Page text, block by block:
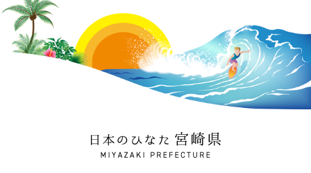
日本のひなた 宮崎県
MIYAZAKI PREFECTURE